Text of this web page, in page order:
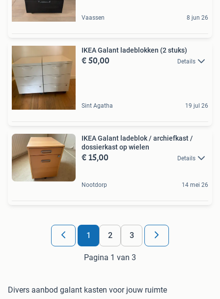
Vaassen 8 jun 26
IKEA Galant ladeblokken (2 stuks)
€ 50,00 Details
Sint Agatha 19 jul 26
IKEA Galant ladeblok / archiefkast /
dossierkast op wielen
€ 15,00 Details
Nootdorp 14 mei 26
1 2 3
Pagina 1 van 3
Divers aanbod galant kasten voor jouw ruimte